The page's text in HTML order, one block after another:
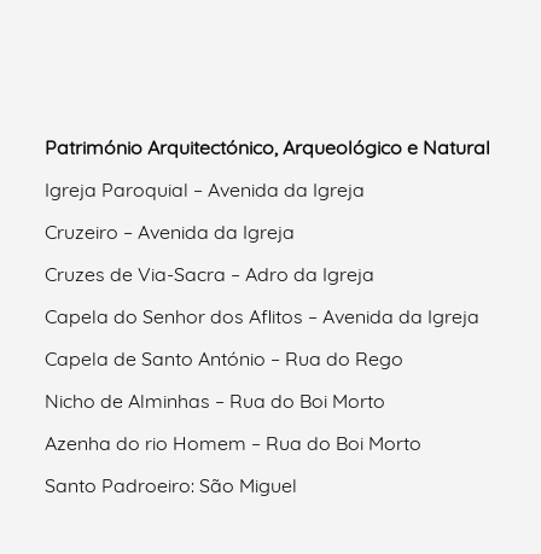
Património Arquitectónico, Arqueológico e Natural
Igreja Paroquial – Avenida da Igreja
Cruzeiro – Avenida da Igreja
Cruzes de Via-Sacra – Adro da Igreja
Capela do Senhor dos Aflitos – Avenida da Igreja
Capela de Santo António – Rua do Rego
Nicho de Alminhas – Rua do Boi Morto
Azenha do rio Homem – Rua do Boi Morto
Santo Padroeiro: São Miguel